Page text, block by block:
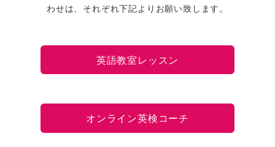
わせは、それぞれ下記よりお願い致します。
英語教室レッスン
オンライン英検コーチ